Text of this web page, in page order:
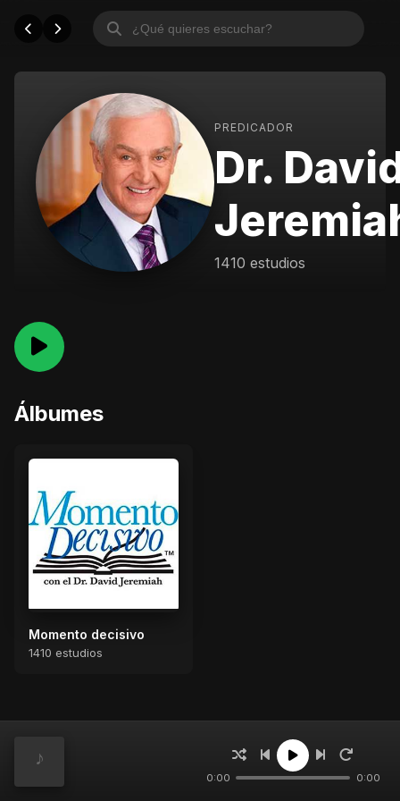
PREDICADOR
Dr.
1410 estudios
Álbumes
Momento decisivo
1410 estudios
¡Dios es su ancla en tiempos como estos! (Parte 1)
0:00 0:00